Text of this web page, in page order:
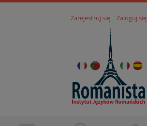
Zarejestruj się Zaloguj się